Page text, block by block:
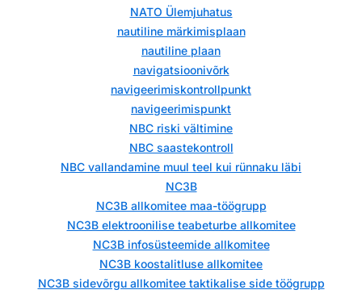
NATO Ülemjuhatus
nautiline märkimisplaan
nautiline plaan
navigatsioonivõrk
navigeerimiskontrollpunkt
navigeerimispunkt
NBC riski vältimine
NBC saastekontroll
NBC vallandamine muul teel kui rünnaku läbi
NC3B
NC3B allkomitee maa-töögrupp
NC3B elektroonilise teabeturbe allkomitee
NC3B infosüsteemide allkomitee
NC3B koostalitluse allkomitee
NC3B sidevõrgu allkomitee taktikalise side töögrupp